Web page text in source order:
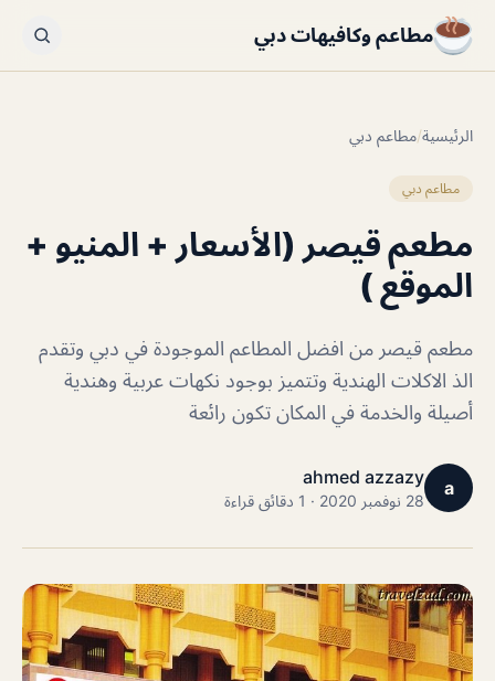
مطاعم وكافيهات دبي
الرئيسية/مطاعم دبي
مطاعم دبي
مطعم قيصر (الأسعار + المنيو +
الموقع )
مطعم قيصر من افضل المطاعم الموجودة في دبي وتقدم
الذ الاكلات الهندية وتتميز بوجود نكهات عربية وهندية
أصيلة والخدمة في المكان تكون رائعة
a
ahmed azzazy
28 نوفمبر 2020 · 1 دقائق قراءة